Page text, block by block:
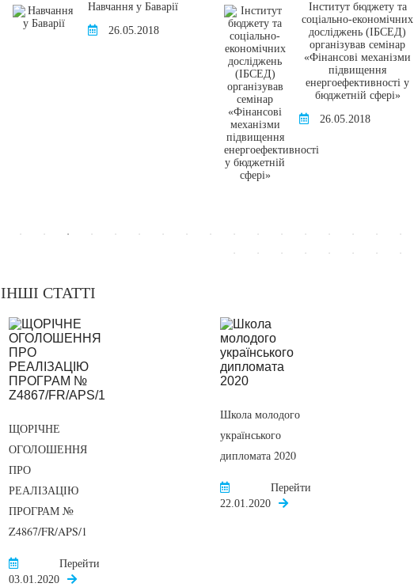
Навчання у Баварії
26.05.2018
Інститут бюджету та
соціально-економічних
досліджень (ІБСЕД)
організував семінар
«Фінансові механізми
підвищення
енергоефективності у
бюджетній сфері»
26.05.2018
ІНШІ СТАТТІ
ЩОРІЧНЕ
ОГОЛОШЕННЯ
ПРО
РЕАЛІЗАЦІЮ
ПРОГРАМ №
Z4867/FR/APS/1
03.01.2020
Перейти
Школа молодого
українського
дипломата 2020
22.01.2020
Перейти